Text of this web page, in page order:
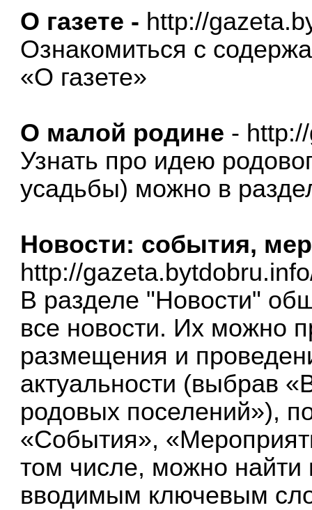
О газете - http://
Ознакомиться с
«О газете»
О малой родине -
Узнать про идею
усадьбы) можно в
Новости: события,
http://
В разделе "Новости"
все новости. Их можно
размещения и
актуальности (выбрав
родовых поселений»),
«События»,
том числе, можно
вводимым ключевым